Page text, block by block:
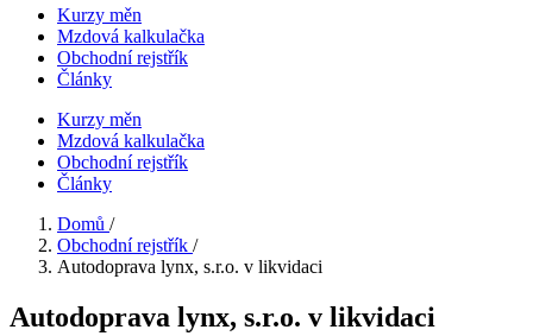
Kurzy měn
Mzdová kalkulačka
Obchodní rejstřík
Články
Kurzy měn
Mzdová kalkulačka
Obchodní rejstřík
Články
Domů /
Obchodní rejstřík /
Autodoprava lynx, s.r.o. v likvidaci
Autodoprava lynx, s.r.o. v likvidaci